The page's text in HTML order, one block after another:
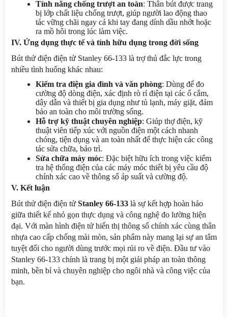
Tính năng chống trượt an toàn: Thân bút được trang
bị lớp chất liệu chống trượt, giúp người lao động thao
tác vững chãi ngay cả khi tay đang dính dầu nhớt hoặc
ra mồ hôi trong lúc làm việc.
IV. Ứng dụng thực tế và tính hữu dụng trong đời sống
Bút thử điện điện tử Stanley 66-133 là trợ thủ đắc lực trong
nhiều tình huống khác nhau:
Kiểm tra điện gia đình và văn phòng: Dùng để đo
cường độ dòng điện, xác định rò rỉ điện tại các ổ cắm,
dây dẫn và thiết bị gia dụng như tủ lạnh, máy giặt, đảm
bảo an toàn cho môi trường sống.
Hỗ trợ kỹ thuật chuyên nghiệp: Giúp thợ điện, kỹ
thuật viên tiếp xúc với nguồn điện một cách nhanh
chóng, tiện dụng và an toàn nhất để thực hiện các công
tác sửa chữa, bảo trì.
Sửa chữa máy móc: Đặc biệt hữu ích trong việc kiểm
tra hệ thống điện của các máy móc thiết bị yêu cầu độ
chính xác cao về thông số áp suất và cường độ.
V. Kết luận
Bút thử điện điện tử Stanley 66-133 là sự kết hợp hoàn hảo
giữa thiết kế nhỏ gọn thực dụng và công nghệ đo lường hiện
đại. Với màn hình điện tử hiển thị thông số chính xác cùng thân
nhựa cao cấp chống mài mòn, sản phẩm này mang lại sự an tâm
tuyệt đối cho người dùng trước mọi rủi ro về điện. Đầu tư vào
Stanley 66-133 chính là trang bị một giải pháp an toàn thông
minh, bền bỉ và chuyên nghiệp cho ngôi nhà và công việc của
bạn.